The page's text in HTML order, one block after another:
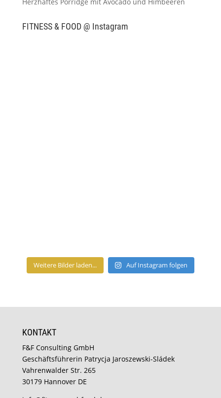
FITNESS & FOOD @ Instagram
Weitere Bilder laden... Auf Instagram folgen
KONTAKT
F&F Consulting GmbH
Geschäftsführerin Patrycja Jaroszewski-Sládek
Vahrenwalder Str. 265
30179 Hannover DE